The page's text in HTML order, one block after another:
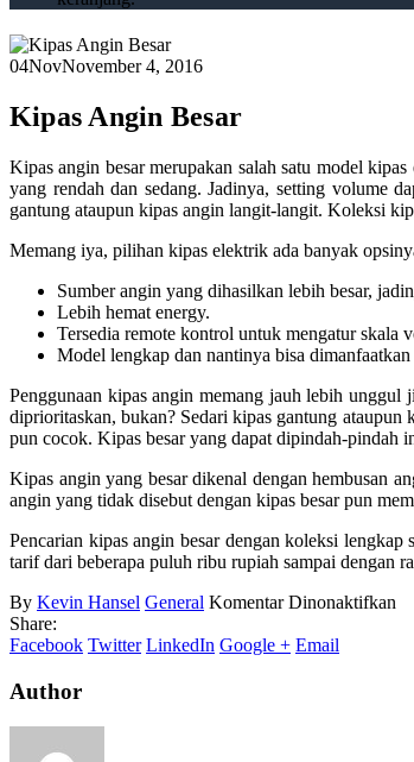
04NovNovember 4, 2016
Kipas Angin Besar
Kipas angin besar merupakan salah satu model
yang rendah dan sedang. Jadinya, setting volume
gantung ataupun kipas angin langit-langit. Koleksi
Memang iya, pilihan kipas elektrik ada banyak
Sumber angin yang dihasilkan lebih besar,
Lebih hemat energy.
Tersedia remote kontrol untuk mengatur skala
Model lengkap dan nantinya bisa dimanfaatkan
Penggunaan kipas angin memang jauh lebih
diprioritaskan, bukan? Sedari kipas gantung
pun cocok. Kipas besar yang dapat dipindah-pindah
Kipas angin yang besar dikenal dengan hembusan
angin yang tidak disebut dengan kipas besar pun
Pencarian kipas angin besar dengan koleksi
tarif dari beberapa puluh ribu rupiah sampai dengan
By Kevin Hansel General Komentar Dinonaktifkan
Share:
Facebook Twitter LinkedIn Google + Email
Author